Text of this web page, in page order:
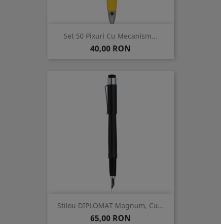
Set 50 Pixuri Cu Mecanism...
Pret
40,00 RON
Stilou DIPLOMAT Magnum, Cu...
Pret
65,00 RON